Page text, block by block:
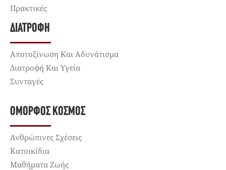
Πρακτικές
ΔΙΑΤΡΟΦΉ
Αποτοξίνωση Και Αδυνάτισμα
Διατροφή Και Υγεία
Συνταγές
ΌΜΟΡΦΟΣ ΚΌΣΜΟΣ
Ανθρώπινες Σχέσεις
Κατοικίδια
Μαθήματα Ζωής